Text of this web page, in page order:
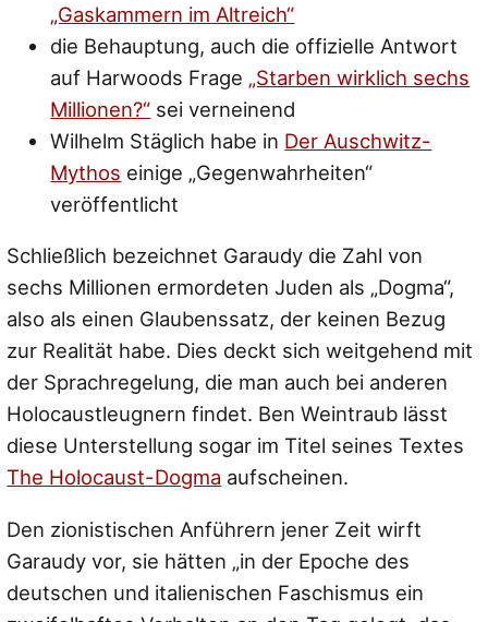
„Gaskammern im Altreich“
die Behauptung, auch die offizielle Antwort
auf Harwoods Frage „Starben wirklich sechs
Millionen?“ sei verneinend
Wilhelm Stäglich habe in Der Auschwitz-
Mythos einige „Gegenwahrheiten“
veröffentlicht
Schließlich bezeichnet Garaudy die Zahl von
sechs Millionen ermordeten Juden als „Dogma“,
also als einen Glaubenssatz, der keinen Bezug
zur Realität habe. Dies deckt sich weitgehend mit
der Sprachregelung, die man auch bei anderen
Holocaustleugnern findet. Ben Weintraub lässt
diese Unterstellung sogar im Titel seines Textes
The Holocaust-Dogma aufscheinen.
Den zionistischen Anführern jener Zeit wirft
Garaudy vor, sie hätten „in der Epoche des
deutschen und italienischen Faschismus ein